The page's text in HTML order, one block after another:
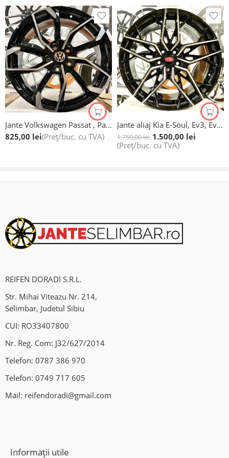
A6 S6 4G;
A6 Allroad;
Q5;
SQ5;
Q7 dupa 2015;
SQ7 dupa 2015;
Siglele centrale originale sunt incluse in prețul jantelor!
Pretul este pentru set complet de 4 bucati.
Servicii:
Vulcanizare;
Clima auto;
Indreptat jante aliaj;
Jante Volkswagen Passat , Passat CC, Arteon , Sharan, Tiguan New, T Roc, Noi, 17”
825,00 lei(Preț/buc. cu TVA)
Jante aliaj Kia E-Soul, Ev3, Ev9, Sorento, Sportage, 19 inch
1.750,00lei 1.500,00 lei
(Preț/buc. cu TVA)
REIFEN DORADI S.R.L.
Str. Mihai Viteazu Nr. 214,
Selimbar, Judetul Sibiu
CUI: RO33407800
Nr. Reg. Com: J32/627/2014
Telefon: 0787 386 970
Telefon: 0749 717 605
Mail: reifendoradi@gmail.com
Informații utile